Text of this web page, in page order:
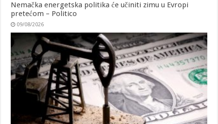
Nemačka energetska politika će učiniti zimu u Evropi
pretećom – Politico
09/08/2026